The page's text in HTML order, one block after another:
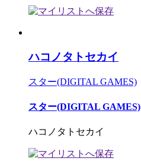
ハコノタトセカイ
スター(DIGITAL GAMES)
スター(DIGITAL GAMES)
ハコノタトセカイ